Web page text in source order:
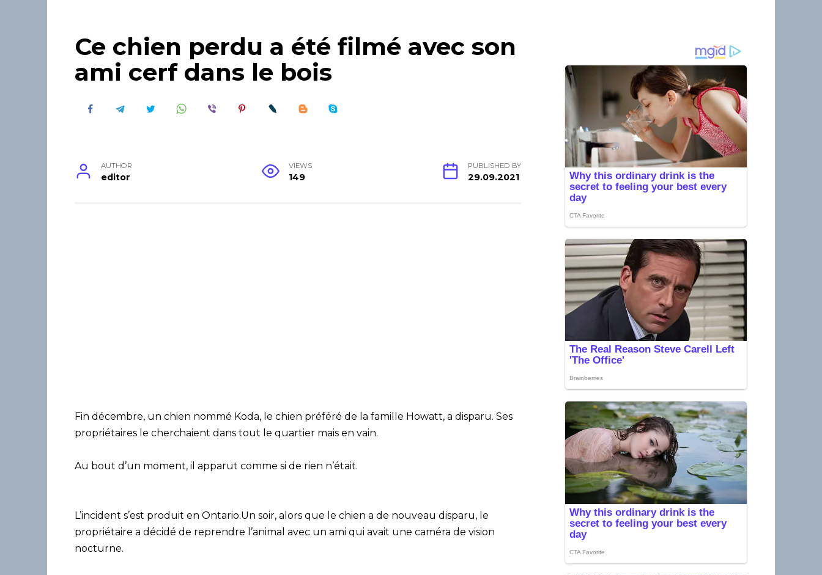
Ce chien perdu a été filmé avec son
ami cerf dans le bois
AUTHOR
editor
VIEWS
149
PUBLISHED BY
29.09.2021
Fin décembre, un chien nommé Koda, le chien préféré de la famille Howatt, a disparu. Ses
propriétaires le cherchaient dans tout le quartier mais en vain.
Au bout d’un moment, il apparut comme si de rien n’était.
L’incident s’est produit en Ontario.Un soir, alors que le chien a de nouveau disparu, le
propriétaire a décidé de reprendre l’animal avec un ami qui avait une caméra de vision
nocturne.